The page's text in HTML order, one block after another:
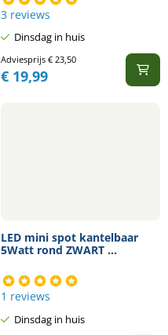
3 reviews
Dinsdag in huis
Adviesprijs €23,50
€19,99
LED mini spot kantelbaar
5Watt rond ZWART ...
1 reviews
Dinsdag in huis